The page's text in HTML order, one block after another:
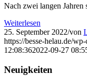
Nach zwei langen Jahren
Weiterlesen
25. September 2022/von
https://besse-helau.de/
12:08:362022-09-27
Neuigkeiten